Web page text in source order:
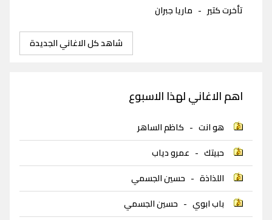
تأخرت كتير - ماريا جبران
شاهد كل الاغاني الجديدة
اهم الاغاني لهذا الاسبوع
هو انت - كاظم الساهر
حبيتك - عمرو دياب
اللذاذة - حسين الجسمي
باب ابوي - حسين الجسمي